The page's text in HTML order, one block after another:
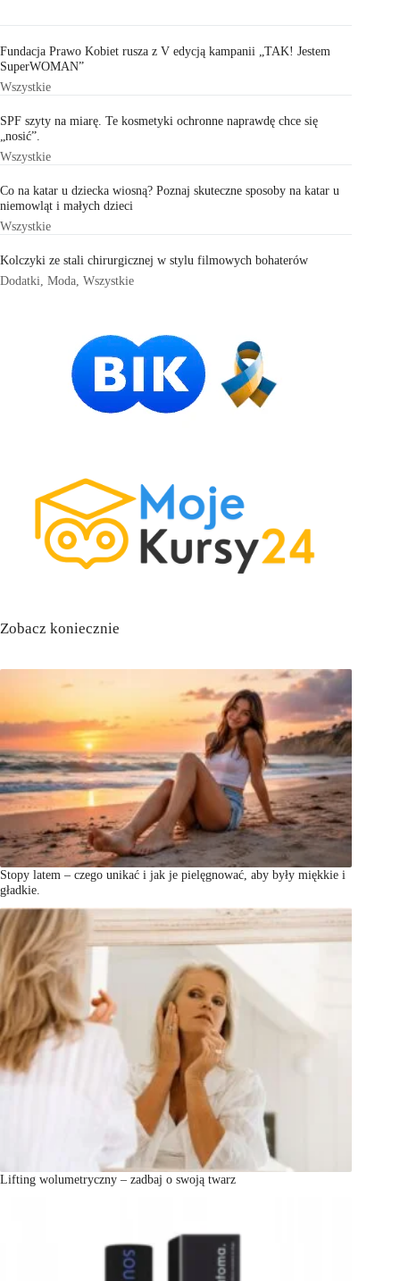
Fundacja Prawo Kobiet rusza z V edycją kampanii „TAK! Jestem
SuperWOMAN”
Wszystkie
SPF szyty na miarę. Te kosmetyki ochronne naprawdę chce się
„nosić”.
Wszystkie
Co na katar u dziecka wiosną? Poznaj skuteczne sposoby na katar u
niemowląt i małych dzieci
Wszystkie
Kolczyki ze stali chirurgicznej w stylu filmowych bohaterów
Dodatki Moda Wszystkie
Zobacz koniecznie
Stopy latem – czego unikać i jak je pielęgnować, aby były miękkie i
gładkie.
Lifting wolumetryczny – zadbaj o swoją twarz